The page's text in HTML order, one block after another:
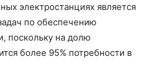
электростанциях является
по обеспечению
поскольку на долю
более 95% потребности в